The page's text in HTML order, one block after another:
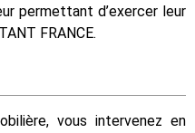
permettant d’exercer leur
FRANCE.
vous intervenez en